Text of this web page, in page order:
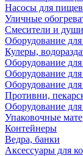
Насосы для
Уличные
Смесители и
Оборудование
Кулеры,
Оборудование
Оборудование
Оборудование
Противни,
Оборудование
Упаковочные
Контейнеры
Ведра, банки
Аксессуары для